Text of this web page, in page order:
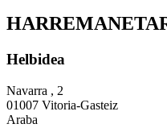
Helbidea
Navarra , 2
01007 Vitoria-Gasteiz
Araba